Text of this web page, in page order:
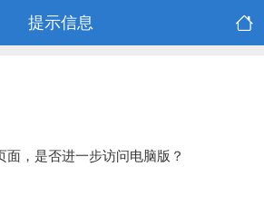
提示信息
面，是否进一步访问电脑版？